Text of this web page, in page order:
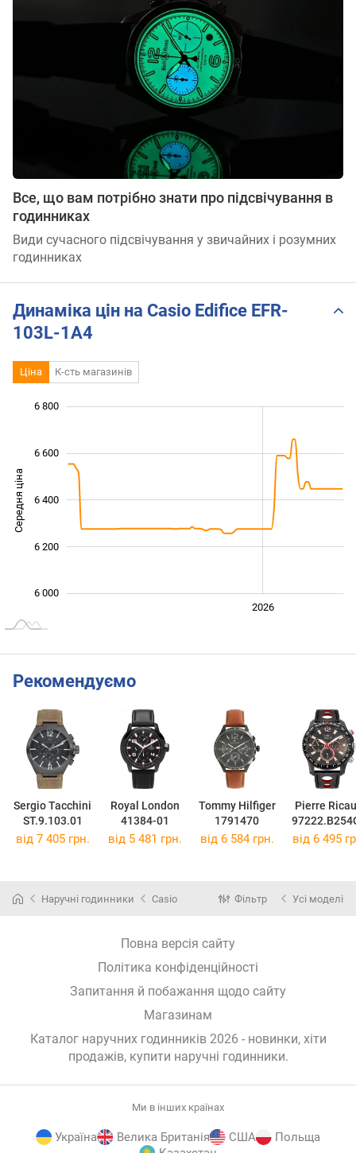
Все, що вам потрібно знати про підсвічування в
годинниках
Види сучасного підсвічування у звичайних і розумних
годинниках
Динаміка цін на Casio Edifice EFR-
103L-1A4
Ціна К-сть магазинів
Середня ціна 6 000
6 000
6 200
6 400
6 600
6 800
2026
Рекомендуємо
Sergio Tacchini
ST.9.103.01
Royal London
41384-01
Tommy Hilfiger
1791470
Pierre
R
від 7 405 грн. від 5 481 грн. від 6 584 грн. від 6 495
Наручні годинники Casio Фільтр Усі моделі
Повна версія сайту
Політика конфіденційності
Запитання й побажання щодо сайту
Магазинам
Каталог наручних годинників 2026 - новинки, хіти
продажів, купити наручні годинники.
Ми в інших країнах
Україна Велика Британія США
Польща